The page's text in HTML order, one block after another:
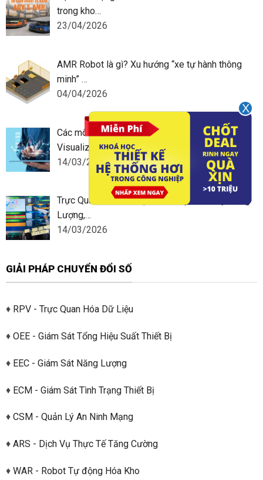
trong kho…
23/04/2026
AMR Robot là gì? Xu hướng “xe tự hành thông
minh” …
04/04/2026
Các mô hình trực quan hóa dữ liệu (Data
Visualizat…
14/03/2026
Trực Quan Hóa Dữ Liệu Nhà Máy: Quản Lý Năng
Lượng,…
14/03/2026
GIẢI PHÁP CHUYỂN ĐỔI SỐ
♦ RPV - Trực Quan Hóa Dữ Liệu
♦ OEE - Giám Sát Tổng Hiệu Suất Thiết Bị
♦ EEC - Giám Sát Năng Lượng
♦ ECM - Giám Sát Tình Trạng Thiết Bị
♦ CSM - Quản Lý An Ninh Mạng
♦ ARS - Dịch Vụ Thực Tế Tăng Cường
♦ WAR - Robot Tự động Hóa Kho